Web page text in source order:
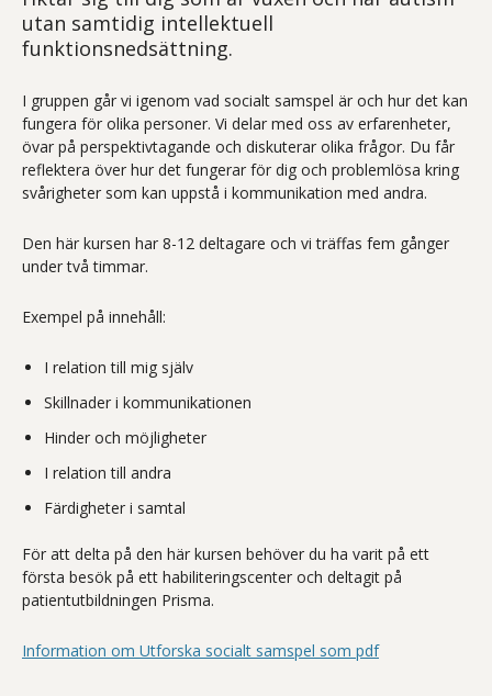
utan samtidig intellektuell
funktionsnedsättning.
I gruppen går vi igenom vad socialt samspel är och hur det kan
fungera för olika personer. Vi delar med oss av erfarenheter,
övar på perspektivtagande och diskuterar olika frågor. Du får
reflektera över hur det fungerar för dig och problemlösa kring
svårigheter som kan uppstå i kommunikation med andra.
Den här kursen har 8-12 deltagare och vi träffas fem gånger
under två timmar.
Exempel på innehåll:
I relation till mig själv
Skillnader i kommunikationen
Hinder och möjligheter
I relation till andra
Färdigheter i samtal
För att delta på den här kursen behöver du ha varit på ett
första besök på ett habiliteringscenter och deltagit på
patientutbildningen Prisma.
Information om Utforska socialt samspel som pdf